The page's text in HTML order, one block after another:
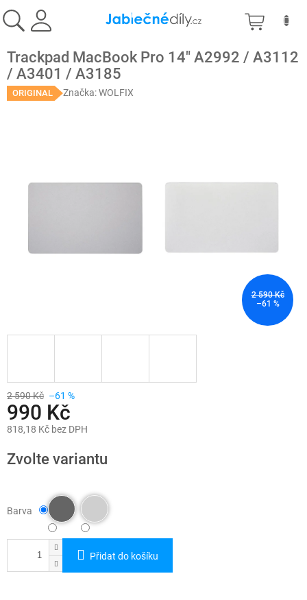
na
obsah
Trackpad MacBook Pro 14" A2992 / A3112
/ A3401 / A3185
ORIGINAL Značka:WOLFIX
2 590 Kč
–61 %
2 590 Kč –61 %
990 Kč
818,18 Kč bez DPH
cena:
Zvolte variantu
Barva
Přidat do košíku